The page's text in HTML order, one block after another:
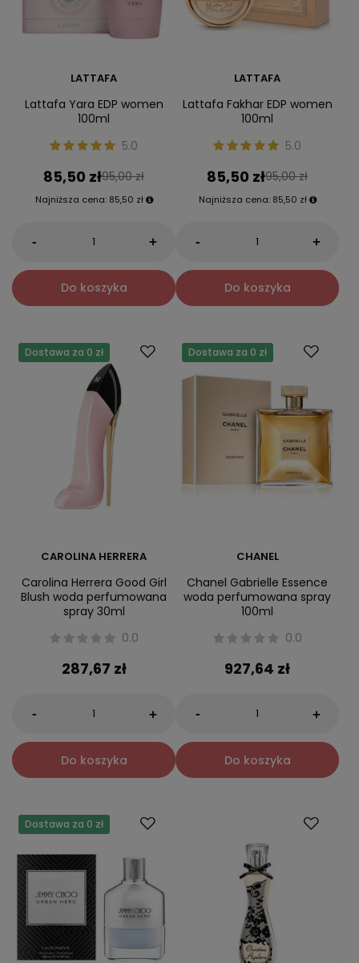
LATTAFA
Lattafa Yara EDP women
100ml
5.0
85,50 zł95,00 zł
Najniższa cena: 85,50 zł
- +
Do koszyka
LATTAFA
Lattafa Fakhar EDP women
100ml
5.0
85,50 zł95,00 zł
Najniższa cena: 85,50 zł
- +
Do koszyka
Dostawa za 0 zł
CAROLINA HERRERA
Carolina Herrera Good Girl
Blush woda perfumowana
spray 30ml
0.0
287,67 zł
- +
Do koszyka
Dostawa za 0 zł
CHANEL
Chanel Gabrielle Essence
woda perfumowana spray
100ml
0.0
927,64 zł
- +
Do koszyka
Dostawa za 0 zł